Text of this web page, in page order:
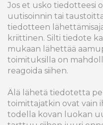
Jos et usko tiedotteesi
uutisoinnin tai
tiedotteen
kriittinen. Silti tiedote
mukaan lähettää
toimituksilla on
reagoida siihen.
Älä lähetä tiedotetta
toimittajatkin ovat vain
todella kovan luokan